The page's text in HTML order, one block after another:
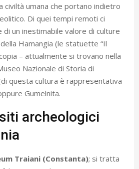
civiltà umana che portano indietro
Di quei tempi remoti ci
di un inestimabile valore di culture
Hamangia (le statuette “Il
– attualmente si trovano nella
Nazionale di Storia di
questa cultura è rappresentativa
Gumelnita.
archeologici
Traiani (Constanta); si tratta